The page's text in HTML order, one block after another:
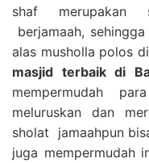
shaf merupakan
berjamaah,
alas musholla polos di
masjid terbaik di
mempermudah
meluruskan dan
sholat jamaahpun
juga mempermudah